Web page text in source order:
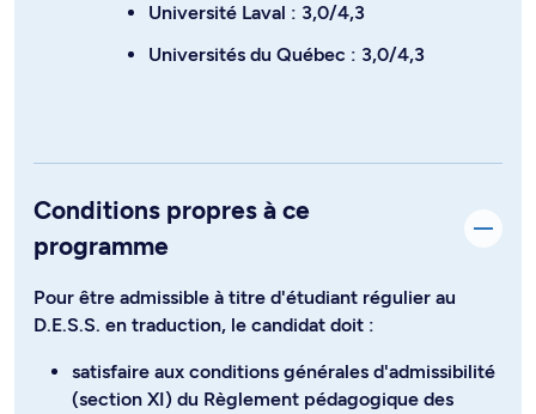
Université Laval : 3,0/4,3
Universités du Québec : 3,0/4,3
Conditions propres à ce
programme
Pour être admissible à titre d'étudiant régulier au
D.E.S.S. en traduction, le candidat doit :
satisfaire aux conditions générales d'admissibilité
(section XI) du Règlement pédagogique des